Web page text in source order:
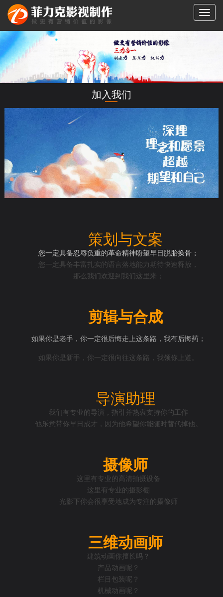
切
加入我们
策划与文案
您一定具备忍辱负重的革命精神盼望早日脱胎换骨；
您一定具备丰富扎实的语言落地能力期待快速释放，
那么我们欢迎到我们这里来；
剪辑与合成
如果你是老手，你一定很后悔走上这条路，我有后悔药；
如果你是新手，你一定很向往这条路，我领你上道。
导演助理
我们有专业的导演，指引并热衷支持你的工作
他乐意带你早日成才，因为他希望你能随时替代掉他。
摄像师
这里有专业的高清拍摄设备
这里有专业的摄影棚
光影下你会很享受地成为专注的摄像师
三维动画师
建筑动画你擅长吗？
产品动画呢？
栏目包装呢？
机械动画呢？